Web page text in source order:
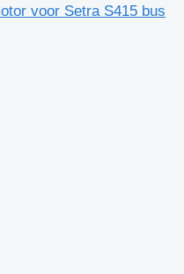
voor Setra S415 bus